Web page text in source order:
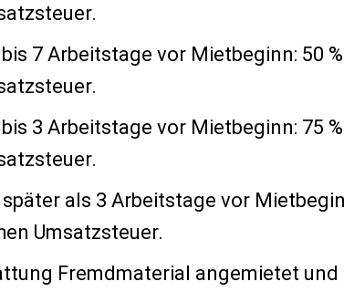
7 Arbeitstage vor Mietbeginn: 50
3 Arbeitstage vor Mietbeginn: 75
als 3 Arbeitstage vor
Umsatzsteuer.
Fremdmaterial angemietet